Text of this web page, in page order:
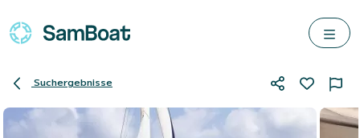
Suchergebnisse